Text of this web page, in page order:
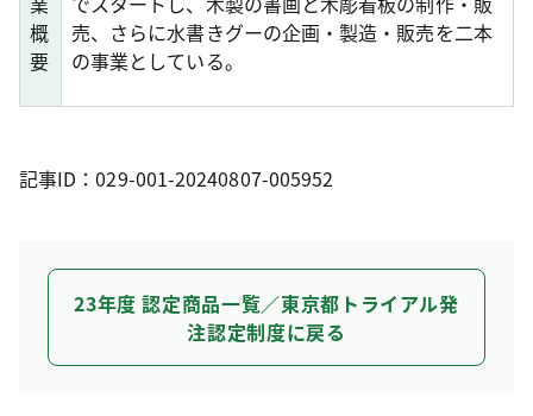
概
要
売、さらに水書きグーの企画・製造・販売を二本
の事業としている。
記事ID：029-001-20240807-005952
23年度 認定商品一覧／東京都トライアル発
注認定制度に戻る